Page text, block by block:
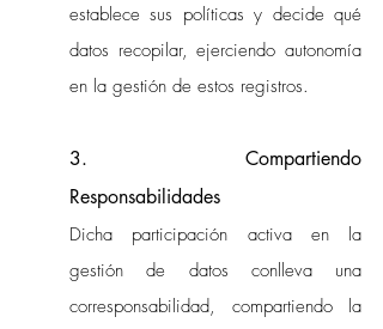
establece sus políticas y decide qué
datos recopilar, ejerciendo autonomía
en la gestión de estos registros.
3. Compartiendo
Responsabilidades
Dicha participación activa en la
gestión de datos conlleva una
corresponsabilidad, compartiendo la